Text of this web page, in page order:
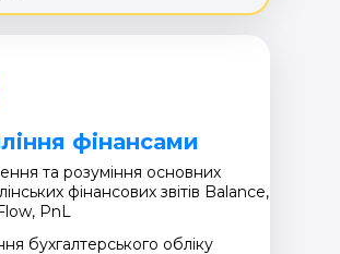
фінансами
та розуміння основних
фінансових звітів Balance,
PnL
бухгалтерського обліку